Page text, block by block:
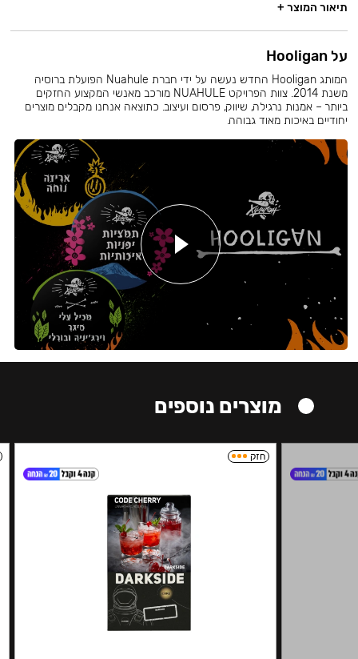
תיאור המוצר +
על Hooligan
המותג Hooligan החדש נעשה על ידי חברת Nuahule הפועלת ברוסיה
משנת 2014. צוות הפרויקט NUAHULE מורכב מאנשי המקצוע החזקים
ביותר – אמנות נרגילה, שיווק, פרסום ועיצוב. כתוצאה אנחנו מקבלים מוצרים
יחודיים באיכות מאוד גבוהה.
מוצרים נוספים
חזק